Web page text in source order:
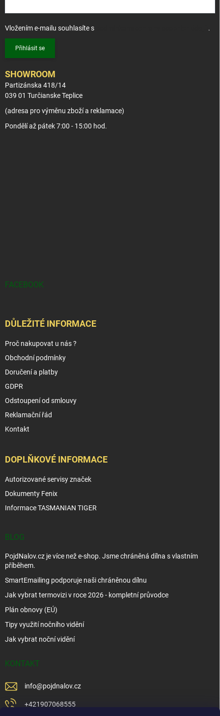
Vložením e-mailu souhlasíte s .
Přihlásit se
SHOWROOM
Partizánska 418/14
039 01 Turčianske Teplice
(adresa pro výměnu zboží a reklamace)
Pondělí až pátek 7:00 - 15:00 hod.
FACEBOOK
DŮLEŽITÉ INFORMACE
Proč nakupovat u nás ?
Obchodní podmínky
Doručení a platby
GDPR
Odstoupení od smlouvy
Reklamační řád
Kontakt
DOPLŇKOVÉ INFORMACE
Autorizované servisy značek
Dokumenty Fenix
Informace TASMANIAN TIGER
BLOG
PojdNalov.cz je více než e-shop. Jsme chráněná dílna s vlastním
příběhem.
SmartEmailing podporuje naši chráněnou dílnu
Jak vybrat termovizi v roce 2026 - kompletní průvodce
Plán obnovy (EÚ)
Tipy využití nočního vidění
Jak vybrat noční vidění
KONTAKT
info@pojdnalov.cz
+421907068555